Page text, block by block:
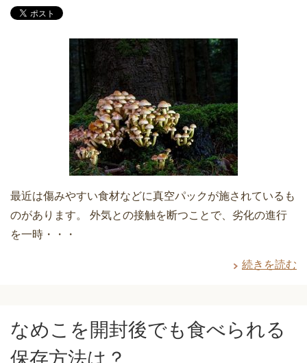
最近は傷みやすい食材などに真空パックが施されているも
のがあります。 外気との接触を断つことで、劣化の進行
を一時・・・
続きを読む
なめこを開封後でも食べられる